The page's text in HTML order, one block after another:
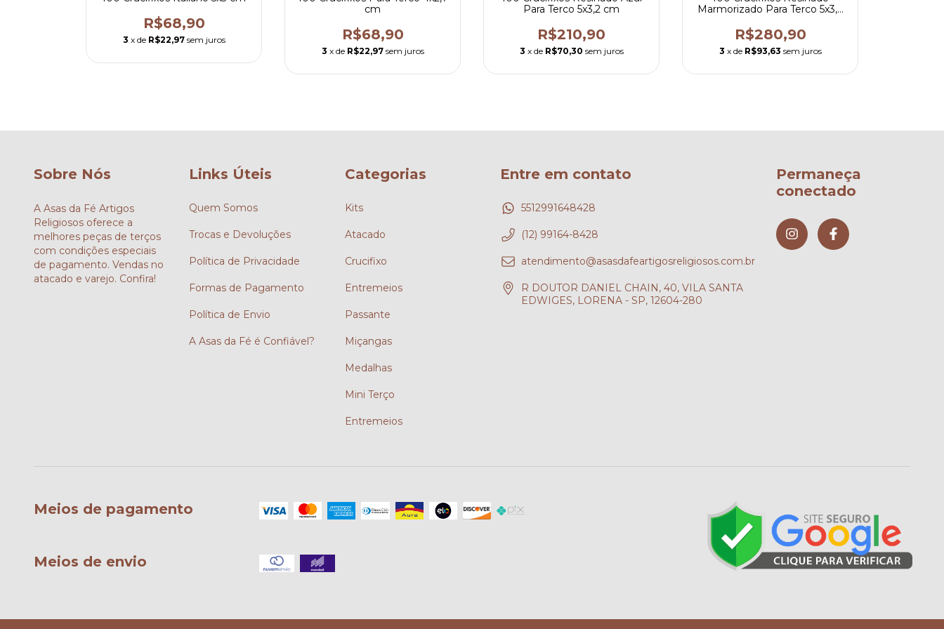
R$68,90
3 x de R$22,97 sem juros
cm
R$68,90
3 x de R$22,97 sem juros
Para Terco 5x3,2 cm
R$210,90
3 x de R$70,30 sem juros
Marmorizado Para Terco 5x3,2
R$280,90
3 x de R$93,63 sem juros
Sobre Nós
A Asas da Fé Artigos
Religiosos oferece a
melhores peças de terços
com condições especiais
de pagamento. Vendas no
atacado e varejo. Confira!
Links Úteis
Quem Somos
Trocas e Devoluções
Política de Privacidade
Formas de Pagamento
Política de Envio
A Asas da Fé é Confiável?
Categorias
Kits
Atacado
Crucifixo
Entremeios
Passante
Miçangas
Medalhas
Mini Terço
Entremeios
Entre em contato
5512991648428
(12) 99164-8428
atendimento@asasdafeartigosreligiosos.com.br
R DOUTOR DANIEL CHAIN, 40, VILA SANTA
EDWIGES, LORENA - SP, 12604-280
Permaneça
conectado
Meios de pagamento
Meios de envio